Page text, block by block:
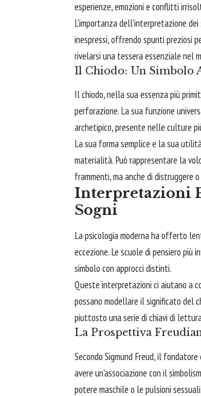
esperienze, emozioni e conflitti
L'importanza dell'interpretazione
inespressi, offrendo spunti preziosi
rivelarsi una tessera essenziale nel
Il Chiodo: Un Simbolo
Il chiodo, nella sua essenza più
perforazione. La sua funzione
archetipico, presente nelle culture
La sua forma semplice e la sua
materialità. Può rappresentare la
frammenti, ma anche di distruggere
Interpretazioni
Sogni
La psicologia moderna ha offerto
eccezione. Le scuole di pensiero più
simbolo con approcci distinti.
Queste interpretazioni ci aiutano a
possano modellare il significato del
piuttosto una serie di chiavi di
La Prospettiva
Secondo Sigmund Freud, il
avere un'associazione con il
potere maschile o le pulsioni sessuali.